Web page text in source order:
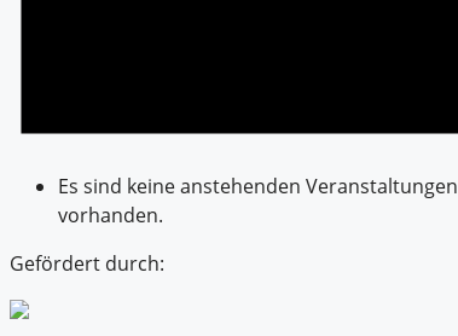
Es sind keine anstehenden Veranstaltungen
vorhanden.
Gefördert durch: